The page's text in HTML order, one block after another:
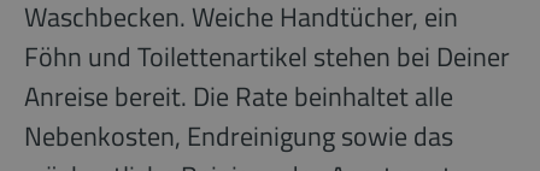
Waschbecken. Weiche Handtücher, ein
Föhn und Toilettenartikel stehen bei Deiner
Anreise bereit. Die Rate beinhaltet alle
Nebenkosten, Endreinigung sowie das